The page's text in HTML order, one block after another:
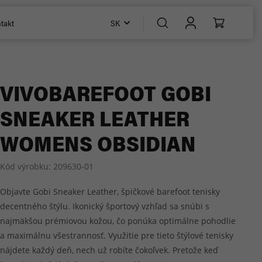
Čoskoro v
predaji
Čižmy Zľavy
Snehule Zľavy
SK
VIVOBAREFOOT GOBI
SNEAKER LEATHER
WOMENS OBSIDIAN
Kód výrobku: 209630-01
Objavte Gobi Sneaker Leather, špičkové barefoot tenisky
decentného štýlu. Ikonický športový vzhľad sa snúbi s
najmäkšou prémiovou kožou, čo ponúka optimálne pohodlie
a maximálnu všestrannosť. Využitie pre tieto štýlové tenisky
nájdete každý deň, nech už robíte čokoľvek. Pretože keď